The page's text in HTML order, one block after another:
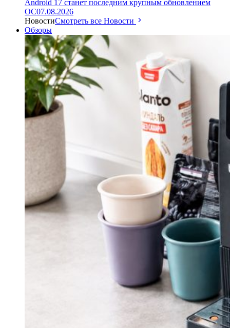
Android 17 станет последним крупным обновлением
ОС07.08.2026
НовостиСмотреть все Новости
Обзоры